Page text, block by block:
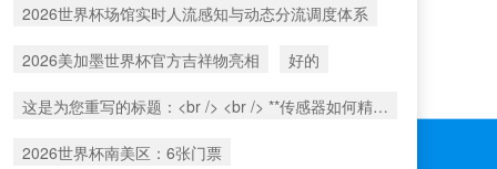
2026世界杯场馆实时人流感知与动态分流调度体系
2026美加墨世界杯官方吉祥物亮相 好的
这是为您重写的标题：<br /> <br /> **传感器如何精准捕捉北美世界杯射门时的瞬时球速**
2026世界杯南美区：6张门票